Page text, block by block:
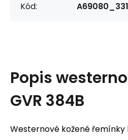
Kód:
Popis
GVR 384B
Westernové kožené